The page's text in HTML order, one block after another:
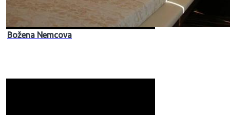
Božena Nemcova